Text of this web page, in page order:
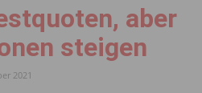
aber
steigen
2021